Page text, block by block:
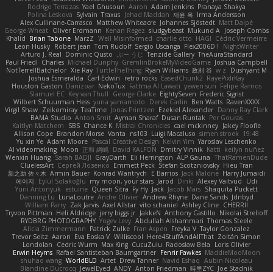
Rodrigo Terrazas Yael Ghusoun Aaron Adam Jenkins Pranaya Shakya
Polina Leskova Sylvain Traxus Jehad Maddah 재윤 옥 Irma Andersson
Alex Cullinane-Carrasco Matthew Whiteacre Johannes Sjöstedt Matt Dalpé
George Wheat Oliver Erdmann Kenan Regez sludgybeast Mukund A
Joseph Combs
Khalid Brian Tabone MarzZ Well Misinformed charlie otto HAGI Cédric Vermeirre
Leon Husky Robert jean Tom Rudolf Sergio Uscanga Flex2006D !
NightWriter
Arturo J. Real Dominic Qusto ぶー うじ Tenzide Gallery TheAuraStandard
Paul Friedl Charles Michael Dunphy GremlinBrokeMyVideoGame Joshua Campbell
NotTerrellBatchelor Xie Ray TurtleTheThing Ryan Williams 政則 谷 w z
Dushyant M
Joshua Esmeralda Carl-Edwin retro rocks EasedChunk2 RayePixlrKay
Houston Gaston Danizoar NekoTux Fattma Al Lawati yewen sun Felipe Ramos
Slamuel EC Key van Thull George Clarke EightySeven Frederic Sigrist
Wilbert Schuurman Hess yuna yamamoto Derek Carlin Ben Watts RavenXXXX
Virgil Shaw Zeikomiray TeaTime Jonas Printzen Ezekiel Alexander Danny Ray Clark
BAMA Studio Anton Smit Ayman Sharaf Dusan Runtak Per Gouras
Kaitlyn Matchem
SBS Chance K Mistral Chronicles cael mckinney Jakey Floofle
Allison Cope Brandon Morse Vanta ns103 Luigi Macaluso simen stroek 19:48
Yu xin Ye Adam Moore Pascal Creative Design Kelvin Yim Yaroslav Leschenko
AI videomaking Moon 正和 綱嶋 David KALFON Dmitry Vinnik Katti keilyn nuñez
Wenxin Huang Sarah BADJI GrayDarth Eli Herrington ALP Gauna ThatRamenDude
CluelessArt Cергей Лозенко Emmett Peck Stefan Scotzniovsky Hieu Tran
新之助 佐々木 Armin Bauer Konrad Wantrych E Barrios Jack Malone Harry Jumaidi
에이지
Eylül Solakoğlu my moon, your stars Jarod Dinki Alexey Vaitvud
Udi
Yurii Antonyuk
estuine Queen Sitra Fy Hy Jack Jacob Mars Shaquita Puckett
Danning Lu LunaLoutre Andre Olivier Andrew Rhyne Dane Sands Jdnbyd
William Parry Zak Jarvis Axel Allstar vito schaniel Ashley Cline CHERRII
Tryvon Pittman Heli Aldridge jerry biggs jr JakkeN Anthony Castillo Nikolai Strelioff
RYDBRG PHOTOGRAPHY Yogev Levy Abdullah Alshammari Thomas Steele
Alicia Zimmermann Patrick Zulke Fran Aspen Freyka V Taylor Gonzalez
Trevor Seitz Aaron Eva Eoska V Williscool Here4StuffAndAllThat Zoltán Simon
Londolan
Cedric Wurm Max King CucuZulu Radosław Bela
Loris Olivier
Erwin Heyms Rafael Santisteban Baumgartner Fenrir Fawkes MaddieMooMoon
shuhao wang WorldBLD Artet Drew Tanner Navid Eshaq Aubin Nicoleau
Blandine Ducrocq JewelEyed ANDY Anton Friedman 時里ZYC Joe Stadnik